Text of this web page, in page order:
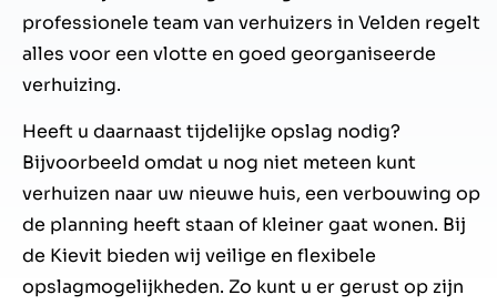
professionele team van verhuizers in Velden regelt
alles voor een vlotte en goed georganiseerde
verhuizing.
Heeft u daarnaast tijdelijke opslag nodig?
Bijvoorbeeld omdat u nog niet meteen kunt
verhuizen naar uw nieuwe huis, een verbouwing op
de planning heeft staan of kleiner gaat wonen. Bij
de Kievit bieden wij veilige en flexibele
opslagmogelijkheden. Zo kunt u er gerust op zijn